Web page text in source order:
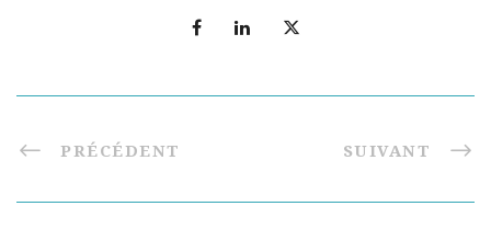
PRÉCÉDENT SUIVANT